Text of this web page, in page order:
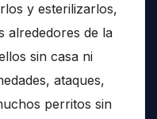
y esterilizarlos,
alrededores de la
sin casa ni
ataques,
perritos sin